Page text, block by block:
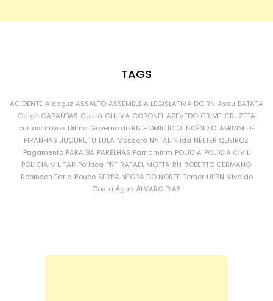
TAGS
ACIDENTE Alcaçuz ASSALTO ASSEMBLEIA LEGISLATIVA DO RN Assu BATATA
Caicó CARAÚBAS Ceará CHUVA CORONEL AZEVEDO CRIME CRUZETA
currais novos Dilma Governo do RN HOMICÍDIO INCÊNDIO JARDIM DE
PIRANHAS JUCURUTU LULA Mossoró NATAL Nilda NÉLTER QUEIROZ
Pagamento PARAÍBA PARELHAS Parnamirim POLÍCIA POLÍCIA CIVIL
POLÍCIA MILITAR Política PRF RAFAEL MOTTA RN ROBERTO GERMANO
Robinson Faria Roubo SERRA NEGRA DO NORTE Temer UFRN Vivaldo
Costa Água ÁLVARO DIAS